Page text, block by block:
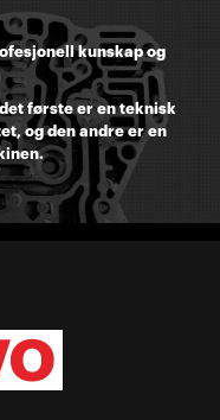
kunskap og
første er en teknisk
og den andre er en